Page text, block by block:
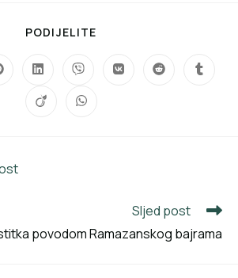
PODIJELITE
Sljed post
povodom Ramazanskog bajrama